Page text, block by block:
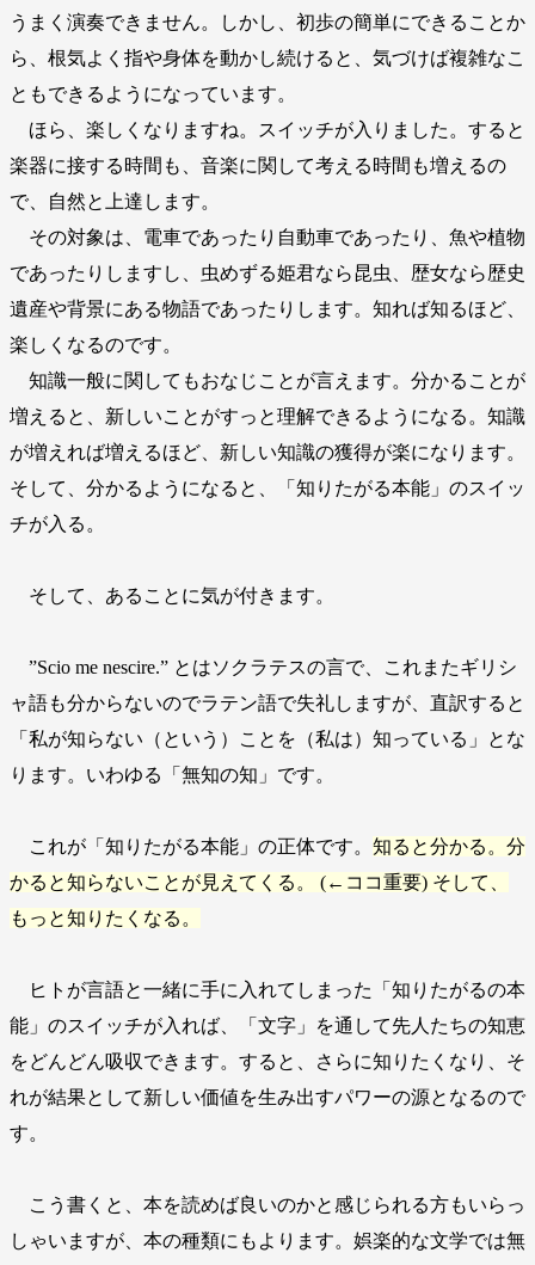
うまく演奏できません。しかし、初歩の簡単にできることか
ら、根気よく指や身体を動かし続けると、気づけば複雑なこ
ともできるようになっています。
ほら、楽しくなりますね。スイッチが入りました。すると
楽器に接する時間も、音楽に関して考える時間も増えるの
で、自然と上達します。
その対象は、電車であったり自動車であったり、魚や植物
であったりしますし、虫めずる姫君なら昆虫、歴女なら歴史
遺産や背景にある物語であったりします。知れば知るほど、
楽しくなるのです。
知識一般に関してもおなじことが言えます。分かることが
増えると、新しいことがすっと理解できるようになる。知識
が増えれば増えるほど、新しい知識の獲得が楽になります。
そして、分かるようになると、「知りたがる本能」のスイッ
チが入る。
そして、あることに気が付きます。
”Scio me nescire.” とはソクラテスの言で、これまたギリシ
ャ語も分からないのでラテン語で失礼しますが、直訳すると
「私が知らない（という）ことを（私は）知っている」とな
ります。いわゆる「無知の知」です。
これが「知りたがる本能」の正体です。 知ると分かる。分
かると知らないことが見えてくる。 (←ココ重要) そして、
もっと知りたくなる。
ヒトが言語と一緒に手に入れてしまった「知りたがるの本
能」のスイッチが入れば、「文字」を通して先人たちの知恵
をどんどん吸収できます。すると、さらに知りたくなり、そ
れが結果として新しい価値を生み出すパワーの源となるので
す。
こう書くと、本を読めば良いのかと感じられる方もいらっ
しゃいますが、本の種類にもよります。娯楽的な文学では無